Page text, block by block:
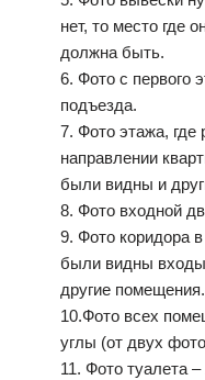
нет, то место где
должна быть.
6. Фото с первого
подъезда.
7. Фото этажа, где
направлении
были видны и
8. Фото входной
9. Фото коридора
были видны
другие
10.Фото всех
углы (от двух
11. Фото туалета